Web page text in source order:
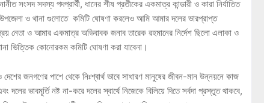
সংসদ সদস্য পদপ্রার্থী, ধানের শীষ প্রতীকের একমাত্র কান্ডারী ও কারা নির্যাতিত
ও থানা গুলোতে কমিটি ঘোষণা করলেও আমি আমার দলের ভারপ্রাপ্ত
নেতা ও আমার একমাত্র অভিবাবক জনাব তারেক রহমানের নির্দেশ ছিলো এলাকা ও
ভিত্তিক কোনোরকম কমিটি ঘোষণা করা যাবেনা।
জনগণের পাশে থেকে নিঃশ্বার্থ ভাবে সাধারণ মানুষের জীবন-মান উন্নয়নে কাজ
ভাবমূর্তি নষ্ট না-করে দলের স্বার্থে নিজেকে বিলিয়ে দিতে সর্বদা প্রস্তুত থাকবে,